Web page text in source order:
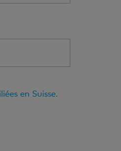
en Suisse.